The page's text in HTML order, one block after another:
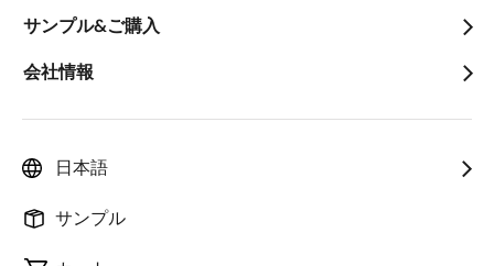
サンプル&ご購入
会社情報
日本語
サンプル
Name used to describe Renesas
A
Package code maintained as part of